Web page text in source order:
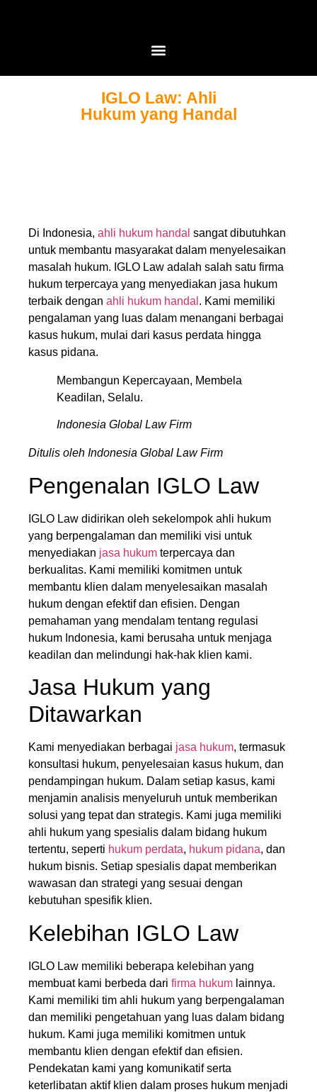
IGLO Law: Ahli
Hukum yang Handal
Di Indonesia, ahli hukum handal sangat dibutuhkan
untuk membantu masyarakat dalam menyelesaikan
masalah hukum. IGLO Law adalah salah satu firma
hukum terpercaya yang menyediakan jasa hukum
terbaik dengan ahli hukum handal . Kami memiliki
pengalaman yang luas dalam menangani berbagai
kasus hukum, mulai dari kasus perdata hingga
kasus pidana.
Membangun Kepercayaan, Membela
Keadilan, Selalu.
Indonesia Global Law Firm
Ditulis oleh Indonesia Global Law Firm
Pengenalan IGLO Law
IGLO Law didirikan oleh sekelompok ahli hukum
yang berpengalaman dan memiliki visi untuk
menyediakan jasa hukum terpercaya dan
berkualitas. Kami memiliki komitmen untuk
membantu klien dalam menyelesaikan masalah
hukum dengan efektif dan efisien. Dengan
pemahaman yang mendalam tentang regulasi
hukum Indonesia, kami berusaha untuk menjaga
keadilan dan melindungi hak-hak klien kami.
Jasa Hukum yang
Ditawarkan
Kami menyediakan berbagai jasa hukum, termasuk
konsultasi hukum, penyelesaian kasus hukum, dan
pendampingan hukum. Dalam setiap kasus, kami
menjamin analisis menyeluruh untuk memberikan
solusi yang tepat dan strategis. Kami juga memiliki
ahli hukum yang spesialis dalam bidang hukum
tertentu, seperti hukum perdata, hukum pidana, dan
hukum bisnis. Setiap spesialis dapat memberikan
wawasan dan strategi yang sesuai dengan
kebutuhan spesifik klien.
Kelebihan IGLO Law
IGLO Law memiliki beberapa kelebihan yang
membuat kami berbeda dari firma hukum lainnya.
Kami memiliki tim ahli hukum yang berpengalaman
dan memiliki pengetahuan yang luas dalam bidang
hukum. Kami juga memiliki komitmen untuk
membantu klien dengan efektif dan efisien.
Pendekatan kami yang komunikatif serta
keterlibatan aktif klien dalam proses hukum menjadi